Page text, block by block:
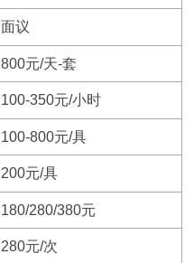
面议
800元/天-套
100-350元/小时
100-800元/具
200元/具
180/280/380元
280元/次